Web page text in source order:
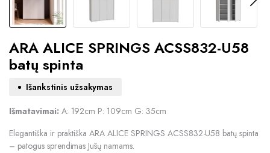
ARA ALICE SPRINGS ACSS832-U58
batų spinta
Išankstinis užsakymas
Išmatavimai: A: 192cm P: 109cm G: 35cm
Elegantiška ir praktiška ARA ALICE SPRINGS ACSS832-U58 batų spinta
– patogus sprendimas Jūsų namams.